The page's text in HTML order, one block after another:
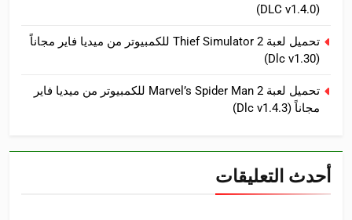
(DLC v1.4.0)
تحميل لعبة Thief Simulator 2 للكمبيوتر من ميديا فاير مجاناً
(Dlc v1.30)
تحميل لعبة Marvel’s Spider Man 2 للكمبيوتر من ميديا فاير
مجاناً (Dlc v1.4.3)
أحدث التعليقات